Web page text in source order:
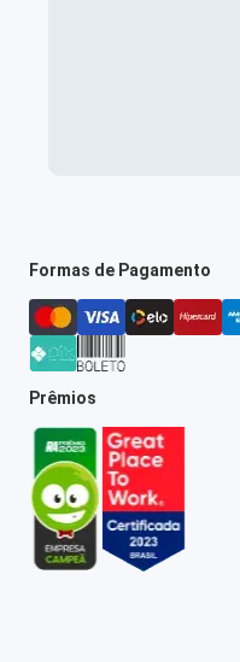
Formas de Pagamento
Prêmios